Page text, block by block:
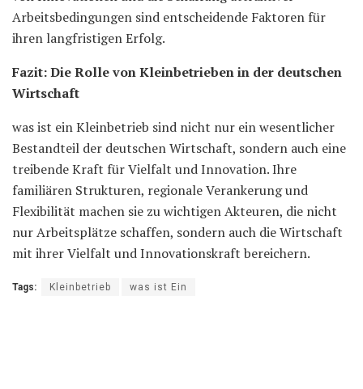
Arbeitsbedingungen sind entscheidende Faktoren für
ihren langfristigen Erfolg.
Fazit: Die Rolle von Kleinbetrieben in der deutschen
Wirtschaft
was ist ein Kleinbetrieb sind nicht nur ein wesentlicher
Bestandteil der deutschen Wirtschaft, sondern auch eine
treibende Kraft für Vielfalt und Innovation. Ihre
familiären Strukturen, regionale Verankerung und
Flexibilität machen sie zu wichtigen Akteuren, die nicht
nur Arbeitsplätze schaffen, sondern auch die Wirtschaft
mit ihrer Vielfalt und Innovationskraft bereichern.
Tags: Kleinbetrieb was ist Ein